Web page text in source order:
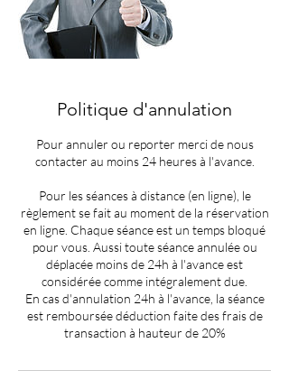
Politique d'annulation
Pour annuler ou reporter merci de nous
contacter au moins 24 heures à l'avance.
Pour les séances à distance (en ligne), le
règlement se fait au moment de la réservation
en ligne. Chaque séance est un temps bloqué
pour vous. Aussi toute séance annulée ou
déplacée moins de 24h à l'avance est
considérée comme intégralement due.
En cas d'annulation 24h à l'avance, la séance
est remboursée déduction faite des frais de
transaction à hauteur de 20%